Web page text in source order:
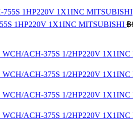
1HP220V 1X1INC MITSUBISHI ฿